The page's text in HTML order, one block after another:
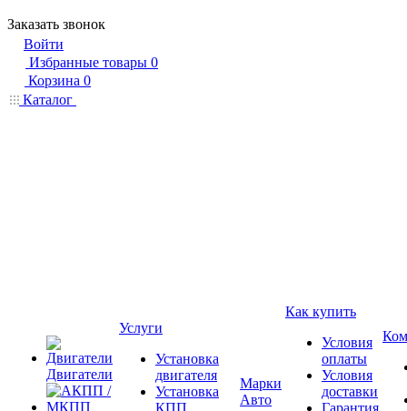
Заказать звонок
Войти
Избранные товары 0
Корзина 0
Каталог
Двигатели
Услуги
Установка
двигателя
Установка
КПП
Марки
Авто
Как купить
Условия
оплаты
Условия
доставки
Гарантия